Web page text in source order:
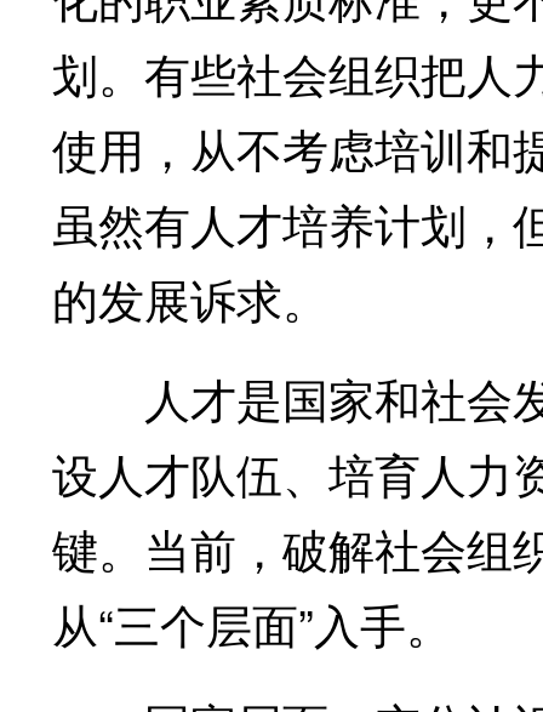
划。有些社会组织把人
使用，从不考虑培训和
虽然有人才培养计划，
的发展诉求。
人才是国家和社会
设人才队伍、培育人力
键。当前，破解社会组
从“三个层面”入手。